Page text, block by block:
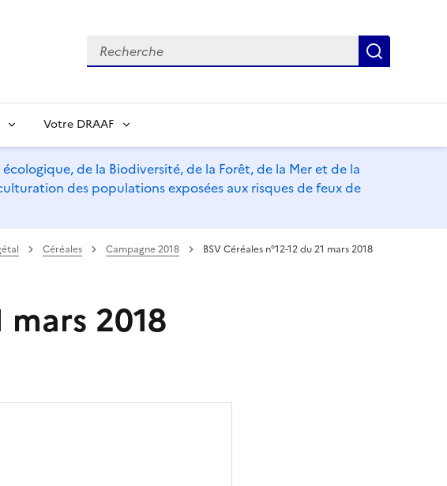
Recherche
Votre DRAAF
de la Biodiversité, de la Forêt, de la Mer et de la
des populations exposées aux risques de feux de
Céréales Campagne 2018 BSV Céréales n°12-12 du 21 mars 2018
mars 2018